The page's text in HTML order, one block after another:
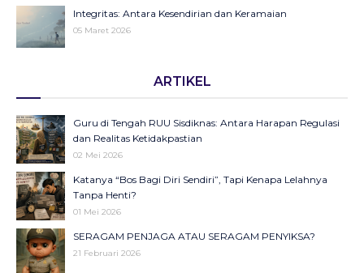
Integritas: Antara Kesendirian dan Keramaian
05 Maret 2026
Panggung Radio Serta Podcast sebagai Seruan Kesehatan
23 Desember 2025
Objektifikasi di Balik Fenomena Akun ‘UIN WS Cantik’ dan
Makna Strategis dan Transformasi Hari Santri Nasional
22 Oktober 2025
ARTIKEL
Guru di Tengah RUU Sisdiknas: Antara Harapan Regulasi
dan Realitas Ketidakpastian
02 Mei 2026
Katanya “Bos Bagi Diri Sendiri”, Tapi Kenapa Lelahnya
Tanpa Henti?
01 Mei 2026
SERAGAM PENJAGA ATAU SERAGAM PENYIKSA?
21 Februari 2026